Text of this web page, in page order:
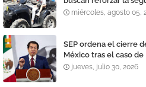
miércoles, agosto 05,
SEP ordena el cierre
México tras el caso de
jueves, julio 30, 2026